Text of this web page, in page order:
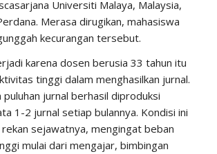
Universiti Malaya, Malaysia,
Merasa dirugikan, mahasiswa
kecurangan tersebut.
karena dosen berusia 33 tahun itu
tinggi dalam menghasilkan jurnal.
puluhan jurnal berhasil diproduksi
1-2 jurnal setiap bulannya. Kondisi ini
sejawatnya, mengingat beban
mulai dari mengajar, bimbingan